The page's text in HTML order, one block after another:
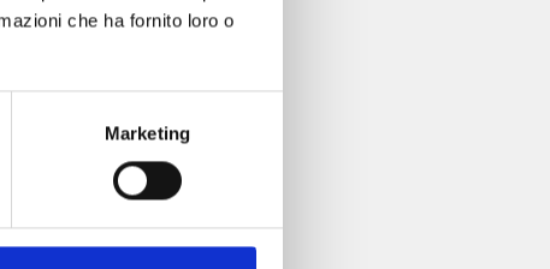
che ha fornito loro o
Marketing